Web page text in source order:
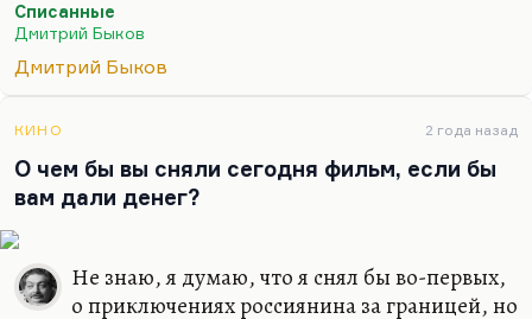
Свиридова, который возвращается из
эмиграции). Десять-пятнадцать лет нам
происходит действие. Но я не хочу его печатать;
роман хорошо, когда есть эпохальное время на
дворе. Сегодня это не тот жанр, в котором надо
выступать. Мне вообще кажется, что время
эпических романов закончилось. Сегодня надо
писать…
Списанные
Дмитрий Быков
Дмитрий Быков
КИНО 2 года назад
О чем бы вы сняли сегодня фильм, если бы
вам дали денег?
Не знаю, я думаю, что я снял бы во-первых,
о приключениях россиянина за границей, но